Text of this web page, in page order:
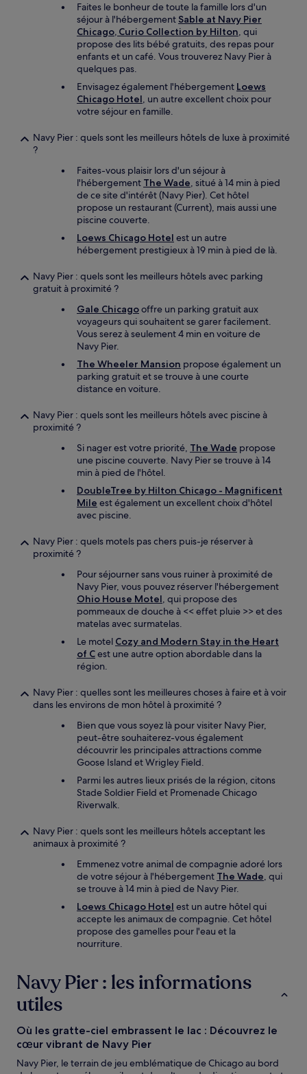
Faites le bonheur de toute la famille lors d'un
séjour à l'hébergement Sable at Navy Pier
Chicago, Curio Collection by Hilton, qui
propose des lits bébé gratuits, des repas pour
enfants et un café. Vous trouverez Navy Pier à
quelques pas.
Envisagez également l'hébergement Loews
Chicago Hotel, un autre excellent choix pour
votre séjour en famille.
Navy Pier : quels sont les meilleurs hôtels de luxe à proximité
?
Faites-vous plaisir lors d'un séjour à
l'hébergement The Wade, situé à 14 min à pied
de ce site d'intérêt (Navy Pier). Cet hôtel
propose un restaurant (Current), mais aussi une
piscine couverte.
Loews Chicago Hotel est un autre
hébergement prestigieux à 19 min à pied de là.
Navy Pier : quels sont les meilleurs hôtels avec parking
gratuit à proximité ?
Gale Chicagooffre un parking gratuit aux
voyageurs qui souhaitent se garer facilement.
Vous serez à seulement 4 min en voiture de
Navy Pier.
The Wheeler Mansion propose également un
parking gratuit et se trouve à une courte
distance en voiture.
Navy Pier : quels sont les meilleurs hôtels avec piscine à
proximité ?
Si nager est votre priorité, The Wade propose
une piscine couverte. Navy Pier se trouve à 14
min à pied de l'hôtel.
DoubleTree by Hilton Chicago - Magnificent
Mile est également un excellent choix d'hôtel
avec piscine.
Navy Pier : quels motels pas chers puis-je réserver à
proximité ?
Pour séjourner sans vous ruiner à proximité de
Navy Pier, vous pouvez réserver l'hébergement
Ohio House Motel, qui propose des
pommeaux de douche à << effet pluie >> et des
matelas avec surmatelas.
Le motel Cozy and Modern Stay in the Heart
of Cest une autre option abordable dans la
région.
Navy Pier : quelles sont les meilleures choses à faire et à voir
dans les environs de mon hôtel à proximité ?
Bien que vous soyez là pour visiter Navy Pier,
peut-être souhaiterez-vous également
découvrir les principales attractions comme
Goose Island et Wrigley Field.
Parmi les autres lieux prisés de la région, citons
Stade Soldier Field et Promenade Chicago
Riverwalk.
Navy Pier : quels sont les meilleurs hôtels acceptant les
animaux à proximité ?
Emmenez votre animal de compagnie adoré lors
de votre séjour à l'hébergement The Wade, qui
se trouve à 14 min à pied de Navy Pier.
Loews Chicago Hotel est un autre hôtel qui
accepte les animaux de compagnie. Cet hôtel
propose des gamelles pour l'eau et la
nourriture.
Navy Pier : les informations
utiles
Où les gratte-ciel embrassent le lac : Découvrez le
cœur vibrant de Navy Pier
Navy Pier, le terrain de jeu emblématique de Chicago au bord